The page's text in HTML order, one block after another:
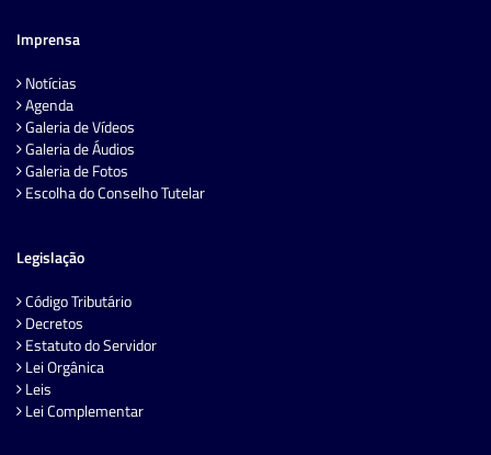
Imprensa
Notícias
Agenda
Galeria de Vídeos
Galeria de Áudios
Galeria de Fotos
Escolha do Conselho Tutelar
Legislação
Código Tributário
Decretos
Estatuto do Servidor
Lei Orgânica
Leis
Lei Complementar